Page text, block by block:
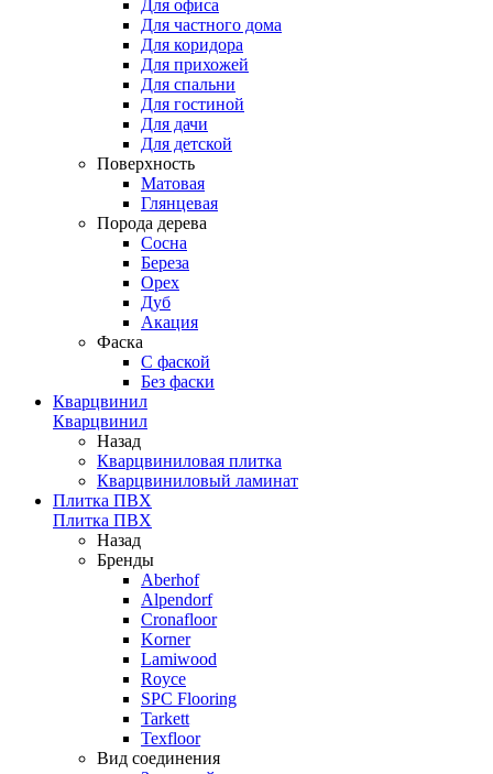
Для офиса
Для частного дома
Для коридора
Для прихожей
Для спальни
Для гостиной
Для дачи
Для детской
Поверхность
Матовая
Глянцевая
Порода дерева
Сосна
Береза
Орех
Дуб
Акация
Фаска
С фаской
Без фаски
Кварцвинил
Кварцвинил
Назад
Кварцвиниловая плитка
Кварцвиниловый ламинат
Плитка ПВХ
Плитка ПВХ
Назад
Бренды
Aberhof
Alpendorf
Cronafloor
Korner
Lamiwood
Royce
SPC Flooring
Tarkett
Texfloor
Вид соединения